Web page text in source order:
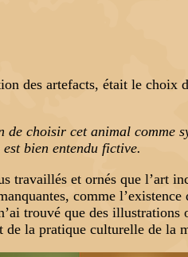
des artefacts, était le
choisir cet animal comme
bien entendu fictive.
travaillés et ornés que l’art
comme
trouvé que des
la pratique culturelle de la